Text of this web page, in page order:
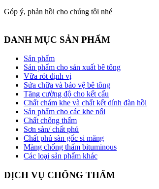
Góp ý, phản hồi cho chúng tôi nhé
DANH MỤC SẢN PHẨM
Sản phẩm
Sản phẩm cho sản xuất bê tông
Vữa rót định vị
Sửa chữa và bảo vệ bê tông
Tăng cường độ cho kết cấu
Chất chám khe và chất kết dính đàn hồi
Sản phẩm cho các khe nối
Chất chống thấm
Sơn sàn/ chất phủ
Chất phủ sàn gốc si măng
Màng chống thấm bituminous
Các loại sản phẩm khác
DỊCH VỤ CHỐNG THẤM